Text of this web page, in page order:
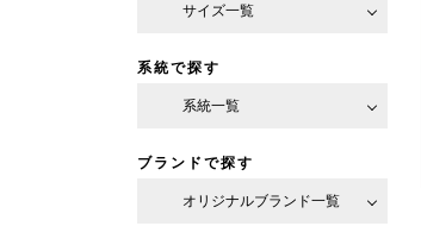
サイズ一覧
系統で探す
系統一覧
ブランドで探す
オリジナルブランド一覧